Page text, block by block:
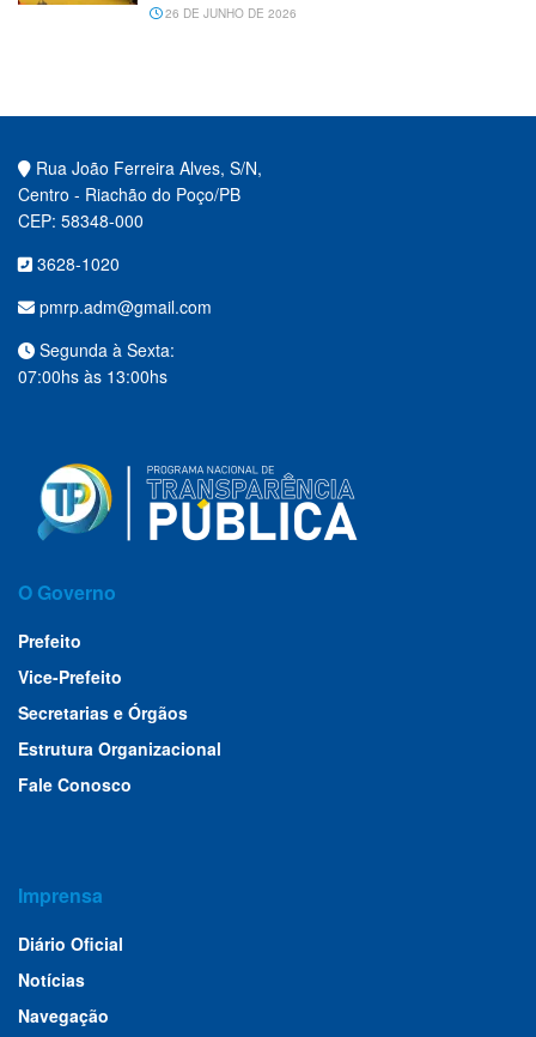
26 DE JUNHO DE 2026
Rua João Ferreira Alves, S/N,
Centro - Riachão do Poço/PB
CEP: 58348-000
3628-1020
pmrp.adm@gmail.com
Segunda à Sexta:
07:00hs às 13:00hs
O Governo
Prefeito
Vice-Prefeito
Secretarias e Órgãos
Estrutura Organizacional
Fale Conosco
Imprensa
Diário Oficial
Notícias
Navegação